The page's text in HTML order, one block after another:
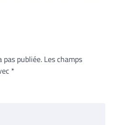
pas publiée. Les champs
*